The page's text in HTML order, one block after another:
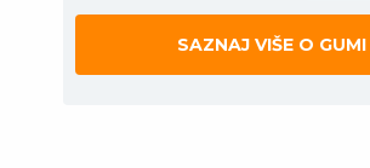
SAZNAJ VIŠE O GUMI